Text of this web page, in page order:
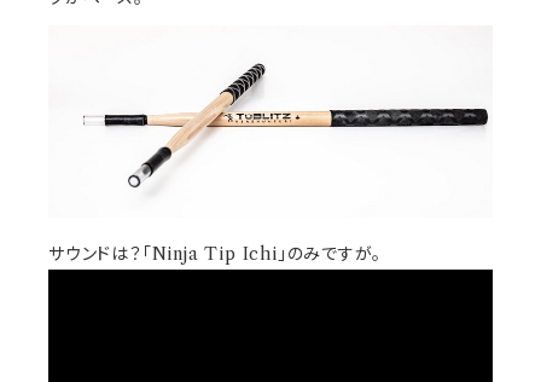
サウンドは？「Ninja Tip Ichi」のみですが。